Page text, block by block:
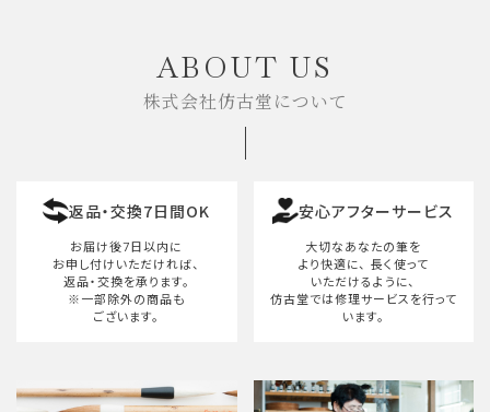
ABOUT US
株式会社仿古堂について
返品・交換7日間OK
お届け後7日以内に
お申し付けいただければ、
返品・交換を承ります。
※一部除外の商品も
ございます。
安心アフターサービス
大切なあなたの筆を
より快適に、 長く使って
いただけるように、
仿古堂では修理サービスを行って
います。